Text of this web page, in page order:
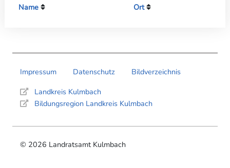
Name Ort
Impressum Datenschutz
Bildverzeichnis
Landkreis Kulmbach
Bildungsregion Landkreis Kulmbach
© 2026 Landratsamt Kulmbach